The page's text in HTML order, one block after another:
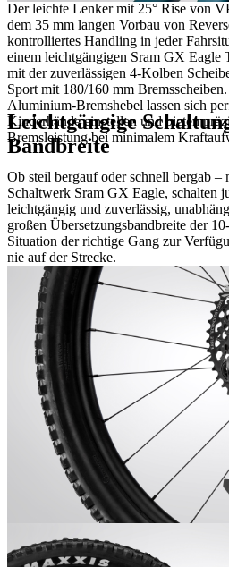
Der leichte Lenker mit 25° Rise von
dem 35 mm langen Vorbau von
kontrolliertes Handling in jeder
einem leichtgängigen Sram GX Eagle
mit der zuverlässigen 4-Kolben
Sport mit 180/160 mm
Aluminium-Bremshebel lassen sich
Kinderhände einstellen und bieten
Bremsleistung bei minimalem
Leichtgängige
Bandbreite
Ob steil bergauf oder schnell bergab –
Schaltwerk Sram GX Eagle, schalten
leichtgängig und zuverlässig,
großen Übersetzungsbandbreite der
Situation der richtige Gang zur
nie auf der Strecke.